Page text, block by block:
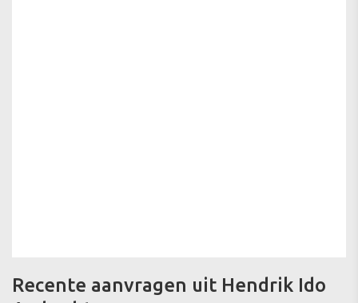
Recente aanvragen uit Hendrik Ido